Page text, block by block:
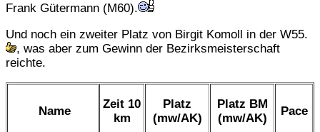
Frank Gütermann (M60).
Und noch ein zweiter Platz von Birgit Komoll in der W55.
, was aber zum Gewinn der Bezirksmeisterschaft
reichte.
Name
Zeit 10
km
Platz
(mw/AK)
Platz BM
(mw/AK)
Pace